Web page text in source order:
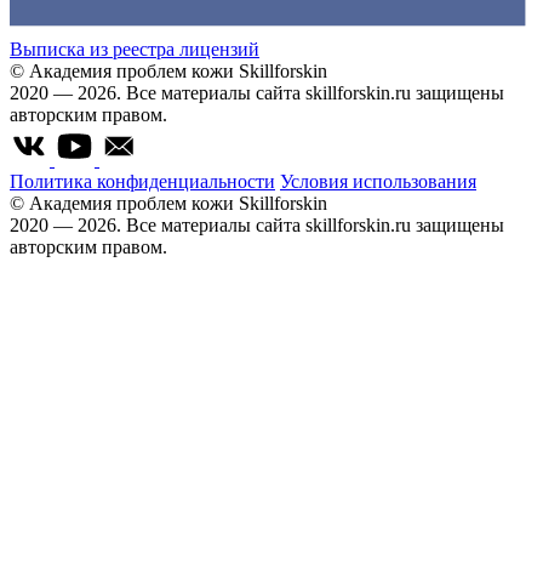
Выписка из реестра лицензий
© Академия проблем кожи Skillforskin
2020 — 2026. Все материалы сайта skillforskin.ru защищены
авторским правом.
Политика конфиденциальности Условия использования
© Академия проблем кожи Skillforskin
2020 — 2026. Все материалы сайта skillforskin.ru защищены
авторским правом.